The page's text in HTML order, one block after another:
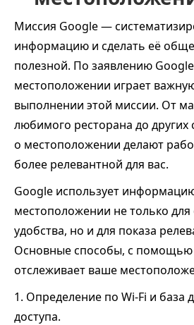
Миссия Google —
информацию и сделать её
полезной. По заявлению
местоположении играет
выполнении этой миссии. От
любимого ресторана до
о местоположении делают
более релевантной для вас.
Google использует
местоположении не только
удобства, но и для показа
Основные способы, с помощью
отслеживает ваше
1. Определение по Wi‑Fi и база
доступа.